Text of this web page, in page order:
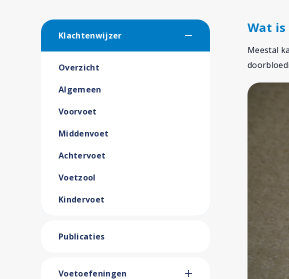
Klachtenwijzer
Overzicht
Algemeen
Voorvoet
Middenvoet
Achtervoet
Voetzool
Kindervoet
Publicaties
Voetoefeningen
Wat
Meestal